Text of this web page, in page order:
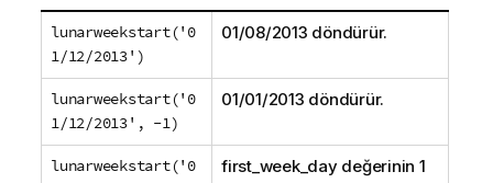
lunarweekstart('0
1/12/2013')
01/08/2013 döndürür.
lunarweekstart('0
1/12/2013', -1)
01/01/2013 döndürür.
lunarweekstart('0
first_week_daydeğerinin 1